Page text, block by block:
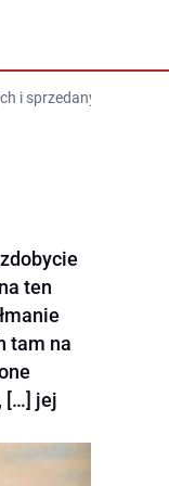
i sprzedanych w
ten
tam na
[…] jej